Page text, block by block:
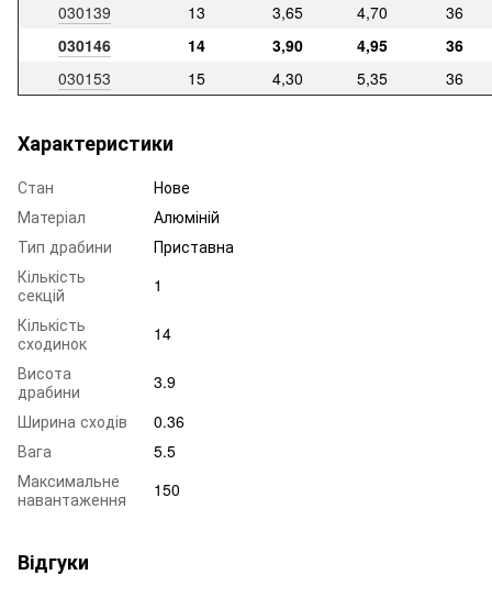
030139
13 3,65 4,70
36
030146
14 3,90 4,95
36
030153
15 4,30 5,35 36
Характеристики
Стан
Нове
Матеріал
Алюміній
Тип драбини
Приставна
Кількість
секцій
1
Кількість
сходинок
14
Висота
драбини
3.9
Ширина сходів
0.36
Вага
5.5
Максимальне
навантаження
150
Відгуки